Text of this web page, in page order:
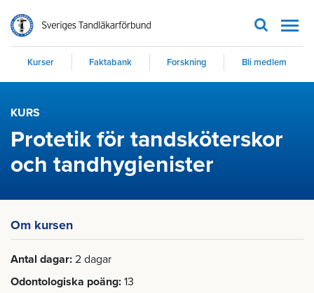
Kurser Faktabank Forskning Bli medlem
KURS
Protetik för tandsköterskor
och tandhygienister
Om kursen
Antal dagar 2 dagar
Odontologiska poäng 13